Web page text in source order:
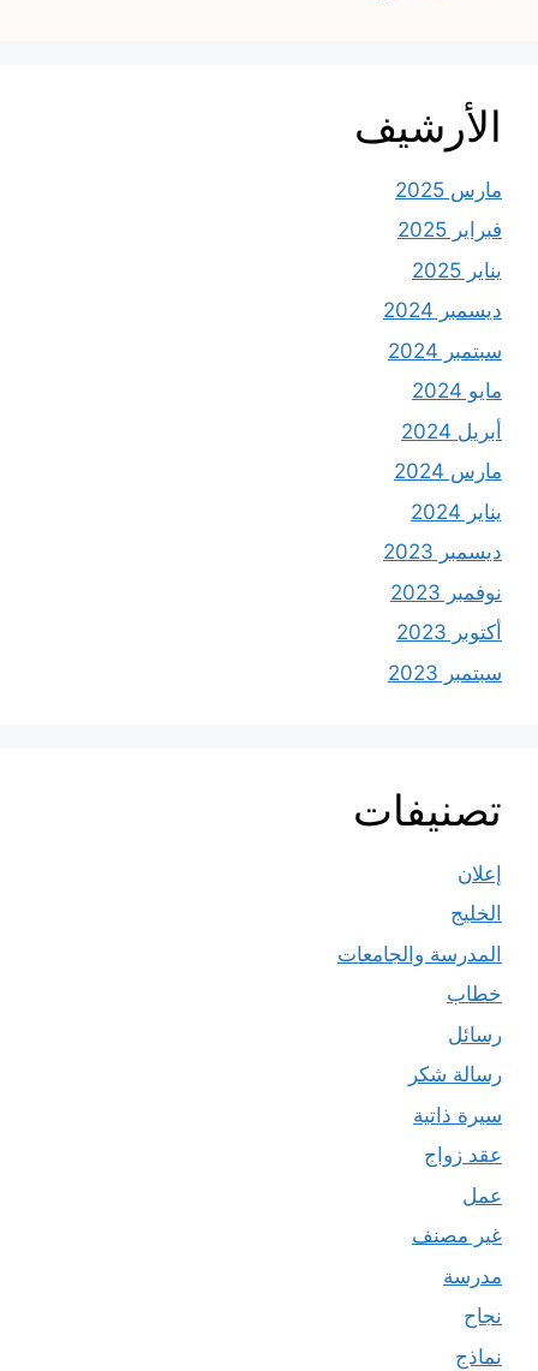
الأرشيف
مارس 2025
فبراير 2025
يناير 2025
ديسمبر 2024
سبتمبر 2024
مايو 2024
أبريل 2024
مارس 2024
يناير 2024
ديسمبر 2023
نوفمبر 2023
أكتوبر 2023
سبتمبر 2023
تصنيفات
إعلان
الخليج
المدرسة والجامعات
خطاب
رسائل
رسالة شكر
سيرة ذاتية
عقد زواج
عمل
غير مصنف
مدرسة
نجاح
نماذج